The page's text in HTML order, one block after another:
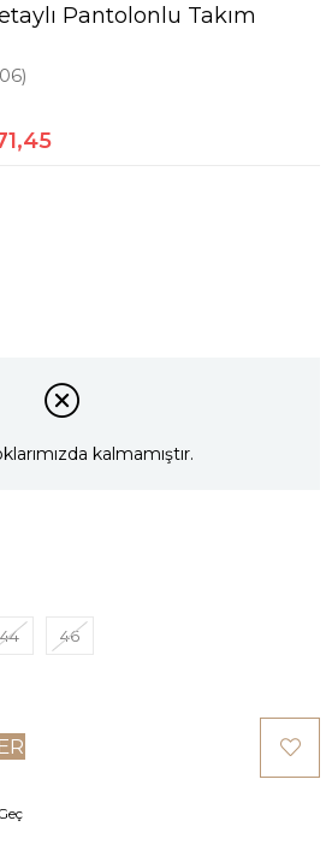
Pantolonlu Takım
kalmamıştır.
44 46